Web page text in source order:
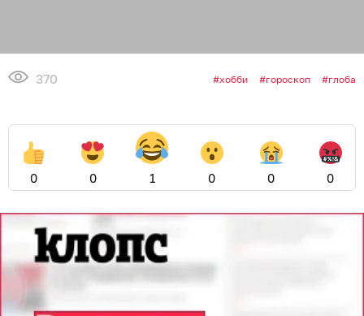
370 хобби гороскоп глоба
0 0 1 0 0 0